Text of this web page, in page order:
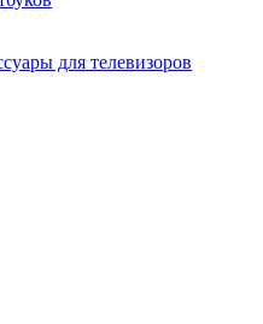
для телевизоров